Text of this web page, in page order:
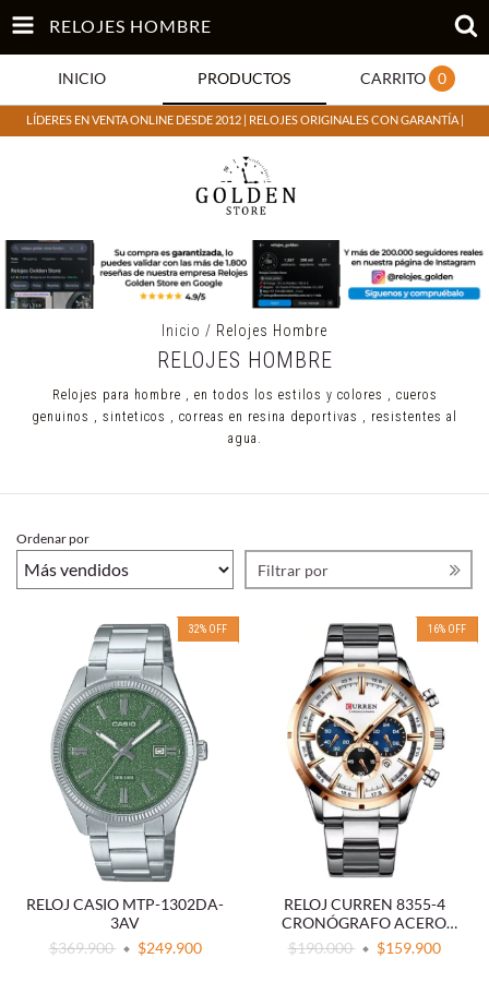
RELOJES HOMBRE
INICIO PRODUCTOS CARRITO 0
LÍDERES EN VENTA ONLINE DESDE 2012 | RELOJES ORIGINALES CON GARANTÍA |
Inicio / Relojes Hombre
RELOJES HOMBRE
Relojes para hombre , en todos los estilos y colores , cueros
genuinos , sinteticos , correas en resina deportivas , resistentes al
agua.
Ordenar por
Filtrar por
32% OFF
RELOJ CASIO MTP-1302DA-
3AV
$369.900
$249.900
16% OFF
RELOJ CURREN 8355-4
CRONÓGRAFO ACERO
BLANCO
$190.000 $159.900